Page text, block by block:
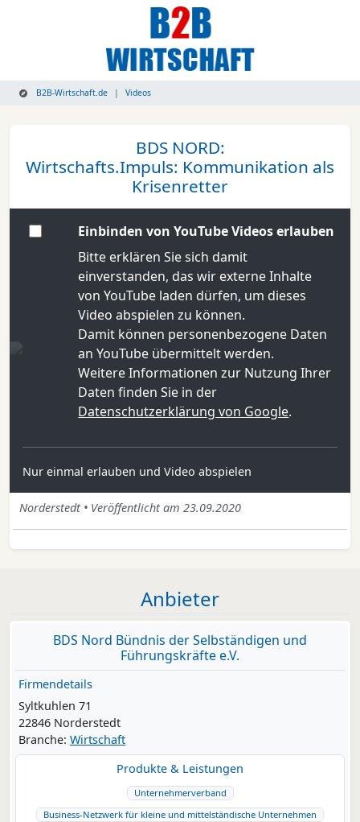
B2B-Wirtschaft.de Videos
BDS NORD:
Wirtschafts.Impuls: Kommunikation als
Krisenretter
Einbinden von YouTube Videos erlauben
Bitte erklären Sie sich damit
einverstanden, das wir externe Inhalte
von YouTube laden dürfen, um dieses
Video abspielen zu können.
Damit können personenbezogene Daten
an YouTube übermittelt werden.
Weitere Informationen zur Nutzung Ihrer
Daten finden Sie in der
Datenschutzerklärung von Google.
Nur einmal erlauben und Video abspielen
Norderstedt • Veröffentlicht am 23.09.2020
Anbieter
BDS Nord Bündnis der Selbständigen und
Führungskräfte e.V.
Firmendetails
Syltkuhlen 71
22846 Norderstedt
Branche: Wirtschaft
Produkte & Leistungen
Unternehmerverband
Business-Netzwerk für kleine und mittelständische Unternehmen